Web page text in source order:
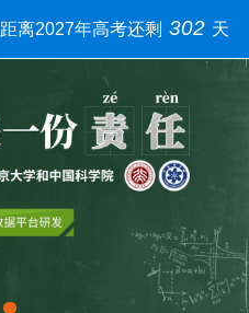
距离2027年高考还剩 302 天